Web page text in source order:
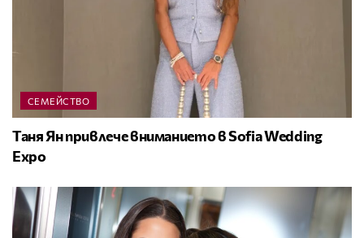
СЕМЕЙСТВО
Таня Ян привлече вниманието в Sofia Wedding
Expo